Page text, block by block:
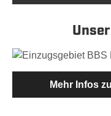
Mehr Infos